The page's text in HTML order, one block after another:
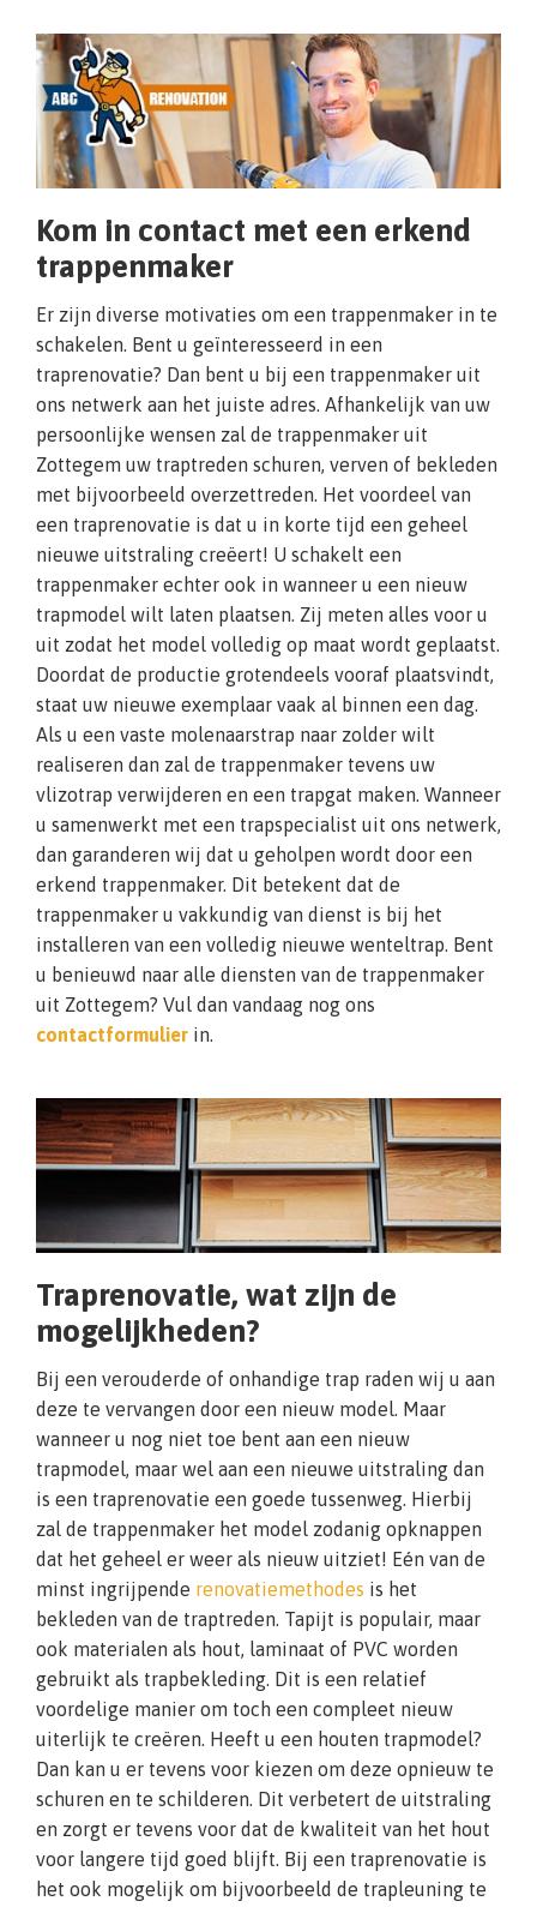
Kom in contact met een erkend
trappenmaker
Er zijn diverse motivaties om een trappenmaker in te
schakelen. Bent u geïnteresseerd in een
traprenovatie? Dan bent u bij een trappenmaker uit
ons netwerk aan het juiste adres. Afhankelijk van uw
persoonlijke wensen zal de trappenmaker uit
Zottegem uw traptreden schuren, verven of bekleden
met bijvoorbeeld overzettreden. Het voordeel van
een traprenovatie is dat u in korte tijd een geheel
nieuwe uitstraling creëert! U schakelt een
trappenmaker echter ook in wanneer u een nieuw
trapmodel wilt laten plaatsen. Zij meten alles voor u
uit zodat het model volledig op maat wordt geplaatst.
Doordat de productie grotendeels vooraf plaatsvindt,
staat uw nieuwe exemplaar vaak al binnen een dag.
Als u een vaste molenaarstrap naar zolder wilt
realiseren dan zal de trappenmaker tevens uw
vlizotrap verwijderen en een trapgat maken. Wanneer
u samenwerkt met een trapspecialist uit ons netwerk,
dan garanderen wij dat u geholpen wordt door een
erkend trappenmaker. Dit betekent dat de
trappenmaker u vakkundig van dienst is bij het
installeren van een volledig nieuwe wenteltrap. Bent
u benieuwd naar alle diensten van de trappenmaker
uit Zottegem? Vul dan vandaag nog ons
contactformulier in.
Traprenovatie, wat zijn de
mogelijkheden?
Bij een verouderde of onhandige trap raden wij u aan
deze te vervangen door een nieuw model. Maar
wanneer u nog niet toe bent aan een nieuw
trapmodel, maar wel aan een nieuwe uitstraling dan
is een traprenovatie een goede tussenweg. Hierbij
zal de trappenmaker het model zodanig opknappen
dat het geheel er weer als nieuw uitziet! Eén van de
minst ingrijpende renovatiemethodes is het
bekleden van de traptreden. Tapijt is populair, maar
ook materialen als hout, laminaat of PVC worden
gebruikt als trapbekleding. Dit is een relatief
voordelige manier om toch een compleet nieuw
uiterlijk te creëren. Heeft u een houten trapmodel?
Dan kan u er tevens voor kiezen om deze opnieuw te
schuren en te schilderen. Dit verbetert de uitstraling
en zorgt er tevens voor dat de kwaliteit van het hout
voor langere tijd goed blijft. Bij een traprenovatie is
het ook mogelijk om bijvoorbeeld de trapleuning te